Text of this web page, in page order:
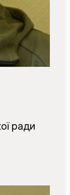
ради